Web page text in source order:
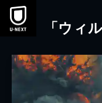
本文へスキップ
「ウィ